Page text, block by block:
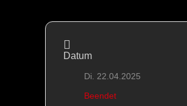
Datum
Di. 22.04.2025
Beendet